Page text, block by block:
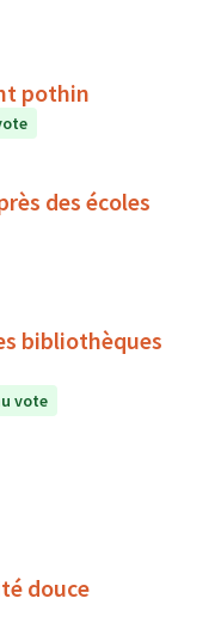
pothin
des écoles
bibliothèques
vote
douce